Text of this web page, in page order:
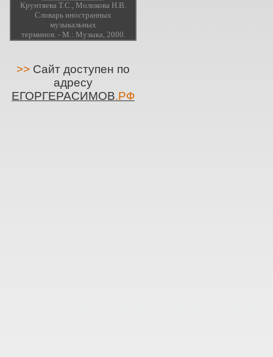
Крунтяева Т.С., Молокова Н.В.
Словарь иностранных
музыкальных
терминов. - М.: Музыка, 2000.
>> Сайт доступен по
адресу
ЕГОРГЕРАСИМОВ.РФ